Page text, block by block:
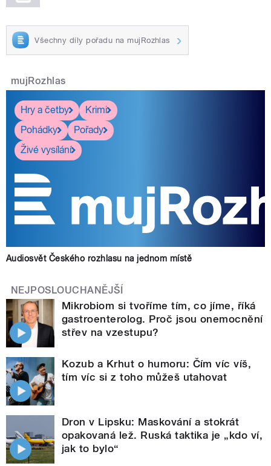
Všechny díly pořadu na mujRozhlas
mujRozhlas
Hry a četby
Krimi
Pohádky
Pořady
Živé vysílání
Audiosvět Českého rozhlasu na jednom místě
NEJPOSLOUCHANĚJŠÍ
Mikrobiom si tvoříme tím, co jíme, říká
gastroenterolog. Proč jsou onemocnění
střev na vzestupu?
Kozub a Krhut o humoru: Čím víc víš,
tím víc si z toho můžeš utahovat
Dron v Lipsku: Maskování a stokrát
opakovaná lež. Ruská taktika je „kdo ví,
jak to bylo“